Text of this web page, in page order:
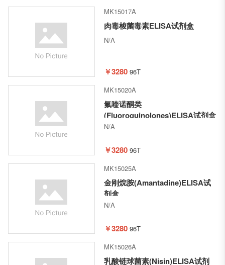
MK15017A
肉毒梭菌毒素ELISA试剂盒
N/A
￥3280 96T
MK15020A
氟喹诺酮类
(Fluoroquinolones)ELISA试剂盒
N/A
￥3280 96T
MK15025A
金刚烷胺(Amantadine)ELISA试
剂盒
N/A
￥3280 96T
MK15026A
乳酸链球菌素(Nisin)ELISA试剂